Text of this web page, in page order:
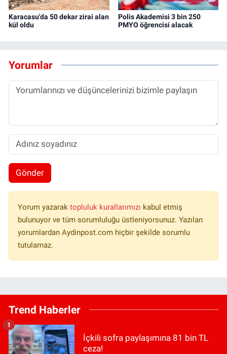
Karacasu'da 50 dekar zirai alan
kül oldu
Polis Akademisi 3 bin 250
PMYO öğrencisi alacak
Yorumlar
Gönder
Yorum yazarak topluluk kurallarımızı kabul etmiş
bulunuyor ve tüm sorumluluğu üstleniyorsunuz. Yazılan
yorumlardan Aydinpost.com hiçbir şekilde sorumlu
tutulamaz.
Trend Haberler
İçkili sofra paylaşımına 81 bin TL
ceza!
1